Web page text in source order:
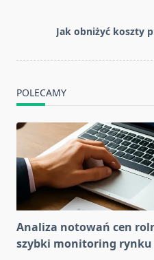
text">Page</span>
Jak obniżyć koszty
POLECAMY
Analiza notowań cen
szybki monitoring rynku